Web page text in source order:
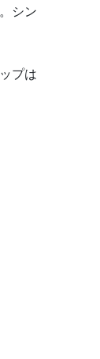
シン
プは